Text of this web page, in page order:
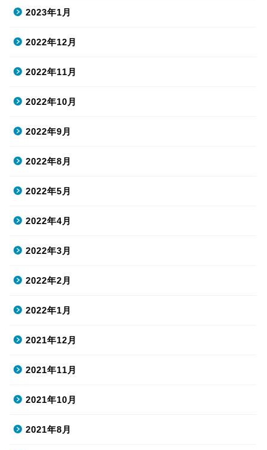
2023年1月
2022年12月
2022年11月
2022年10月
2022年9月
2022年8月
2022年5月
2022年4月
2022年3月
2022年2月
2022年1月
2021年12月
2021年11月
2021年10月
2021年8月